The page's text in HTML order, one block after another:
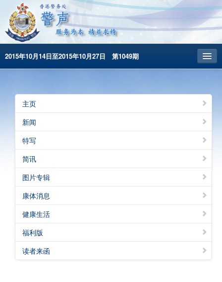
2015年10月14日至2015年10月27日 第1049期
昔日警声
警务处主页
繁體版
English
主页
新闻
特写
简讯
图片专辑
康体消息
健康生活
福利版
读者来函